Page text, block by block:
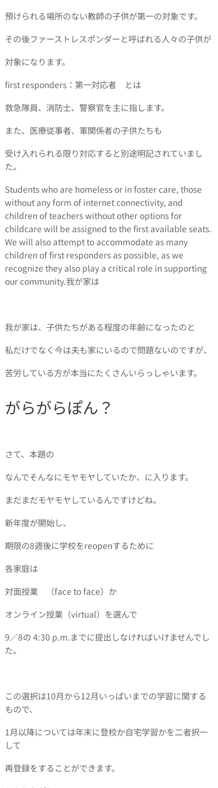
預けられる場所のない教師の子供が第一の対象です。
その後ファーストレスポンダーと呼ばれる人々の子供が
対象になります。
first responders：第一対応者 とは
救急隊員、消防士、警察官を主に指します。
また、医療従事者、軍関係者の子供たちも
受け入れられる限り対応すると別途明記されていまし
た。
Students who are homeless or in foster care, those
without any form of internet connectivity, and
children of teachers without other options for
childcare will be assigned to the first available seats.
We will also attempt to accommodate as many
children of first responders as possible, as we
recognize they also play a critical role in supporting
our community.我が家は
我が家は、子供たちがある程度の年齢になったのと
私だけでなく今は夫も家にいるので問題ないのですが、
苦労している方が本当にたくさんいらっしゃいます。
がらがらぽん？
さて、本題の
なんでそんなにモヤモヤしていたか、に入ります。
まだまだモヤモヤしているんですけどね。
新年度が開始し、
期限の8週後に学校をreopenするために
各家庭は
対面授業 （face to face）か
オンライン授業（virtual）を選んで
9／8の 4:30 p.m.までに提出しなければいけませんでし
た。
この選択は10月から12月いっぱいまでの学習に関する
もので、
1月以降については年末に登校か自宅学習かを二者択一
して
再登録をすることができます。